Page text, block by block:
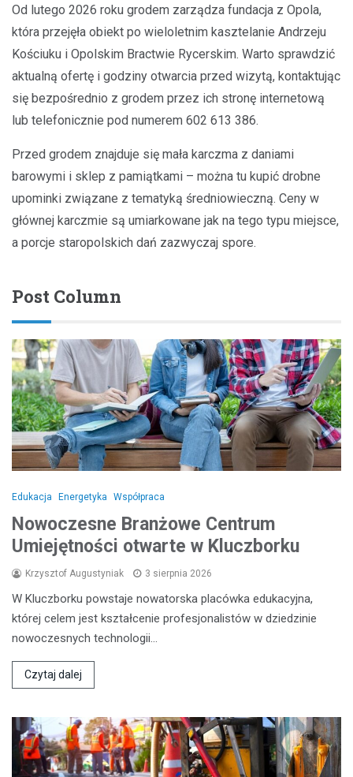
Od lutego 2026 roku grodem zarządza fundacja z Opola,
która przejęła obiekt po wieloletnim kasztelanie Andrzeju
Kościuku i Opolskim Bractwie Rycerskim. Warto sprawdzić
aktualną ofertę i godziny otwarcia przed wizytą, kontaktując
się bezpośrednio z grodem przez ich stronę internetową
lub telefonicznie pod numerem 602 613 386.
Przed grodem znajduje się mała karczma z daniami
barowymi i sklep z pamiątkami – można tu kupić drobne
upominki związane z tematyką średniowieczną. Ceny w
głównej karczmie są umiarkowane jak na tego typu miejsce,
a porcje staropolskich dań zazwyczaj spore.
Post Column
Edukacja Energetyka Współpraca
Nowoczesne Branżowe Centrum
Umiejętności otwarte w Kluczborku
Krzysztof Augustyniak 3 sierpnia 2026
W Kluczborku powstaje nowatorska placówka edukacyjna,
której celem jest kształcenie profesjonalistów w dziedzinie
nowoczesnych technologii…
Czytaj dalej